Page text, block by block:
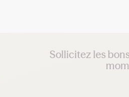
Sollicitez les